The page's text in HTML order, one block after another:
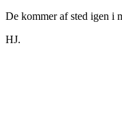
De kommer af sted igen i
HJ.